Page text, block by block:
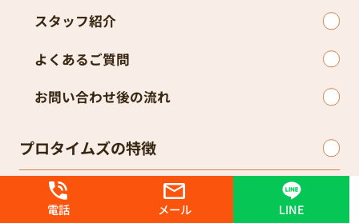
スタッフ紹介
よくあるご質問
お問い合わせ後の流れ
プロタイムズの特徴
プロタイムズの特長
電話 メール LINE